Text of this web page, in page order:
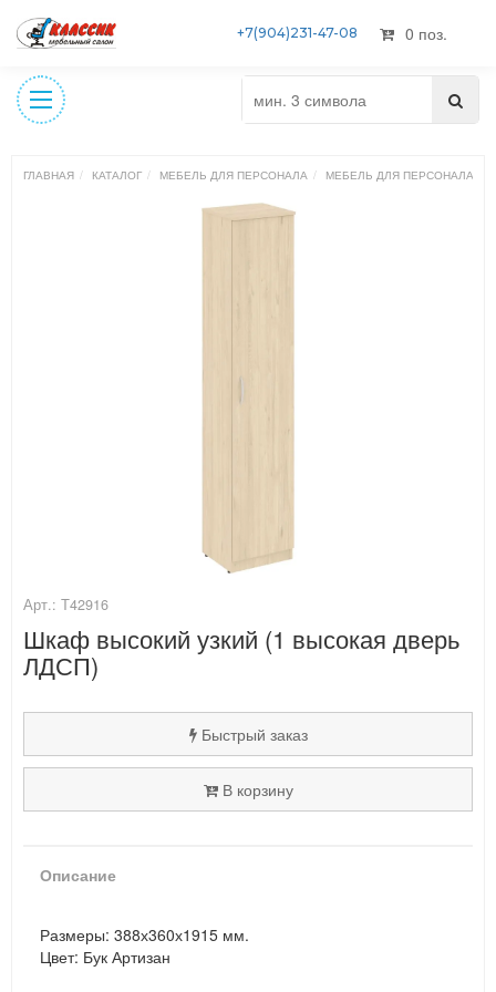
+7(904)231-47-08 0 поз.
ГЛАВНАЯ КАТАЛОГ МЕБЕЛЬ ДЛЯ ПЕРСОНАЛА МЕБЕЛЬ ДЛЯ ПЕРСОНАЛА
Арт.: Т42916
Шкаф высокий узкий (1 высокая дверь
ЛДСП)
Быстрый заказ
В корзину
Описание
Размеры: 388х360х1915 мм.
Цвет: Бук Артизан